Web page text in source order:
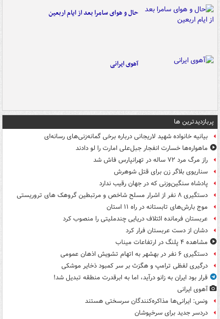
حال و هوای سامرا بعد از ایام اربعین
آهوی ایرانی
پربازدیدترین ها
بیانیه خانواده شهید لاریجانی درباره برخی گمانه‌زنی‌های رسانه‌ای
ماهواره‌ها خسارت انفجار جبل‌علی امارت را لو دادند
راز مرگ مرد ۷۲ ساله در تهرانپارس فاش شد
سناریوی بلاگر زن برای قتل شوهرش
پادشاه سنگین‌وزنی که در جهان رقیب ندارد
دستگیری ۸ نفر از اشرار مسلح شاخص و مرتبطین گروهک های تروریستی
موج بارش‌های تابستانه در راه ۱۱ استان
عربستان فرمانده ائتلاف دریایی چندملیتی را منصوب کرد
دشان از دست عربستان فرار کرد
مشاهده ۴ پلنگ در ارتفاعات میناب
دستگیری ۶ نفر در بهشهر به اتهام تشویش اذهان عمومی
درگیری لفظی ترامپ و هگزث بر سر کمبود ذخایر موشکی
قرار بود ایران به زانو درآید، اما به ابرقدرت منطقه تبدیل شد!
آهوی ایرانی
ونس: ایرانی‌ها مذاکره‌کنندگان سرسختی هستند
دردسر جدید برای سرخپوشان